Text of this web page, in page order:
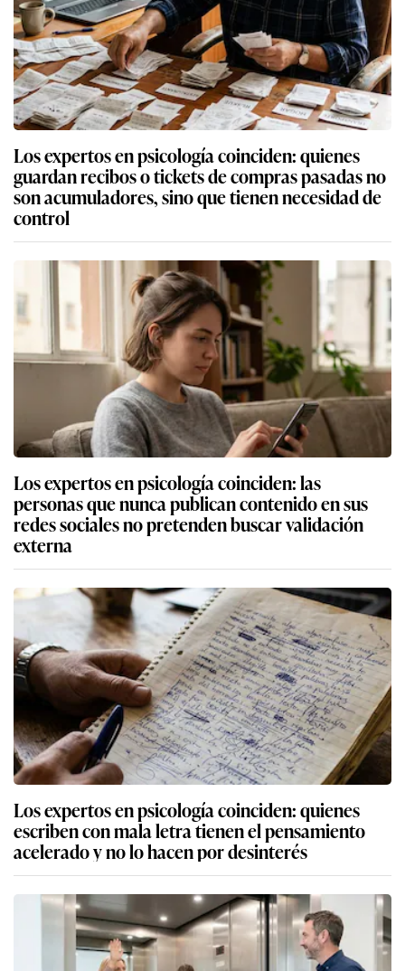
Los expertos en psicología coinciden: quienes
guardan recibos o tickets de compras pasadas no
son acumuladores, sino que tienen necesidad de
control
Los expertos en psicología coinciden: las
personas que nunca publican contenido en sus
redes sociales no pretenden buscar validación
externa
Los expertos en psicología coinciden: quienes
escriben con mala letra tienen el pensamiento
acelerado y no lo hacen por desinterés